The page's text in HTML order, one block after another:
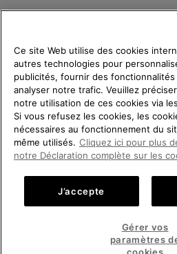
France
©2026 SOREL. Tous droits réservés.
Conditions Générales de Vente
Impressum Public CBCR
Service client: Lun - Sam de 9h à 13h et de 14h à
BIENVENUE
VEUILLEZ
VOTRE PAYS DE
Achats en ligne
Ce site Web utilise des cookies
autres technologies pour
publicités, fournir des
analyser notre trafic. Veuillez
notre utilisation de ces cookies via
Si vous refusez les cookies, les
nécessaires au fonctionnement du
même utilisés. Cliquez ici pour plus
notre Déclaration complète sur les
J’accepte
Gérer vos
paramètres